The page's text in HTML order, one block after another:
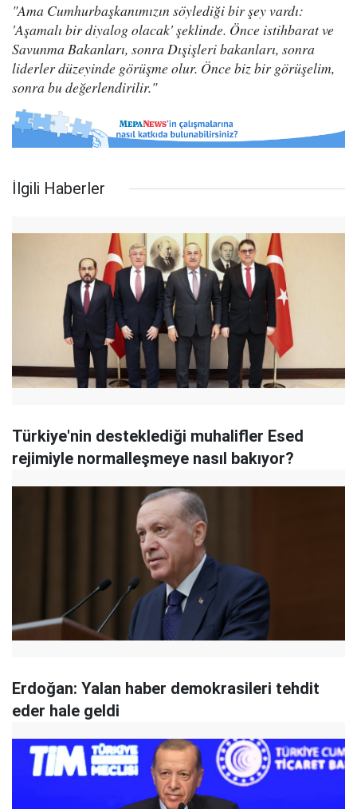
"Ama Cumhurbaşkanımızın söylediği bir şey vardı:
'Aşamalı bir diyalog olacak' şeklinde. Önce istihbarat ve
Savunma Bakanları, sonra Dışişleri bakanları, sonra
liderler düzeyinde görüşme olur. Önce biz bir görüşelim,
sonra bu değerlendirilir."
İlgili Haberler
Türkiye'nin desteklediği muhalifler Esed
rejimiyle normalleşmeye nasıl bakıyor?
Erdoğan: Yalan haber demokrasileri tehdit
eder hale geldi